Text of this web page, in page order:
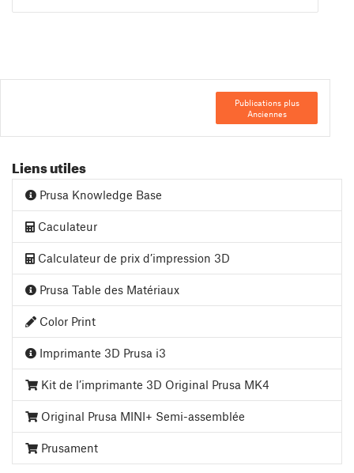
Publications plus
Anciennes
Liens utiles
Prusa Knowledge Base
Caculateur
Calculateur de prix d’impression 3D
Prusa Table des Matériaux
Color Print
Imprimante 3D Prusa i3
Kit de l’imprimante 3D Original Prusa MK4
Original Prusa MINI+ Semi-assemblée
Prusament